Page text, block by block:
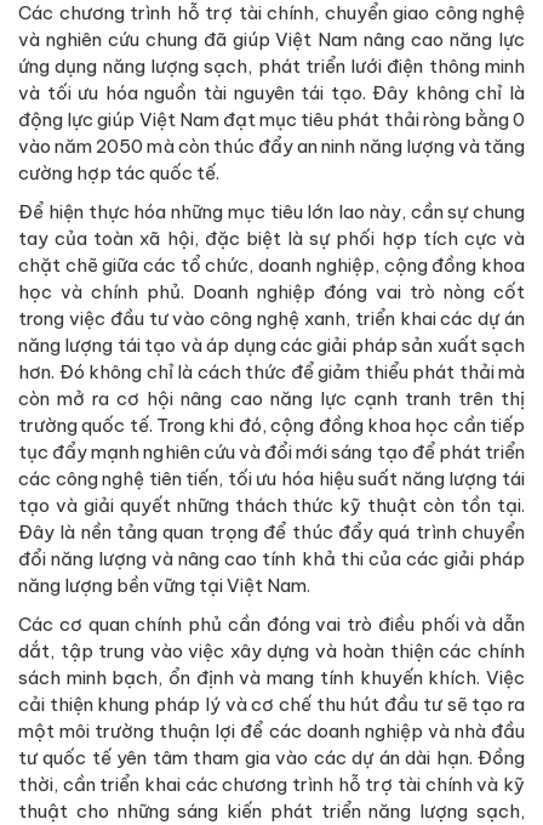
Các chương trình hỗ trợ tài chính, chuyển giao công nghệ
và nghiên cứu chung đã giúp Việt Nam nâng cao năng lực
ứng dụng năng lượng sạch, phát triển lưới điện thông minh
và tối ưu hóa nguồn tài nguyên tái tạo. Đây không chỉ là
động lực giúp Việt Nam đạt mục tiêu phát thải ròng bằng 0
vào năm 2050 mà còn thúc đẩy an ninh năng lượng và tăng
cường hợp tác quốc tế.
Để hiện thực hóa những mục tiêu lớn lao này, cần sự chung
tay của toàn xã hội, đặc biệt là sự phối hợp tích cực và
chặt chẽ giữa các tổ chức, doanh nghiệp, cộng đồng khoa
học và chính phủ. Doanh nghiệp đóng vai trò nòng cốt
trong việc đầu tư vào công nghệ xanh, triển khai các dự án
năng lượng tái tạo và áp dụng các giải pháp sản xuất sạch
hơn. Đó không chỉ là cách thức để giảm thiểu phát thải mà
còn mở ra cơ hội nâng cao năng lực cạnh tranh trên thị
trường quốc tế. Trong khi đó, cộng đồng khoa học cần tiếp
tục đẩy mạnh nghiên cứu và đổi mới sáng tạo để phát triển
các công nghệ tiên tiến, tối ưu hóa hiệu suất năng lượng tái
tạo và giải quyết những thách thức kỹ thuật còn tồn tại.
Đây là nền tảng quan trọng để thúc đẩy quá trình chuyển
đổi năng lượng và nâng cao tính khả thi của các giải pháp
năng lượng bền vững tại Việt Nam.
Các cơ quan chính phủ cần đóng vai trò điều phối và dẫn
dắt, tập trung vào việc xây dựng và hoàn thiện các chính
sách minh bạch, ổn định và mang tính khuyến khích. Việc
cải thiện khung pháp lý và cơ chế thu hút đầu tư sẽ tạo ra
một môi trường thuận lợi để các doanh nghiệp và nhà đầu
tư quốc tế yên tâm tham gia vào các dự án dài hạn. Đồng
thời, cần triển khai các chương trình hỗ trợ tài chính và kỹ
thuật cho những sáng kiến phát triển năng lượng sạch,